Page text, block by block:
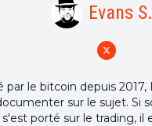
Evans S.
par le bitcoin depuis 2017,
sur le sujet. Si
porté sur le trading, il